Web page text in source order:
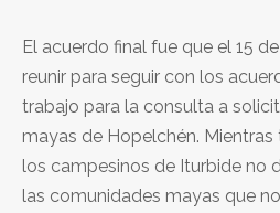
El acuerdo final fue que el 15
reunir para seguir con los
trabajo para la consulta a
mayas de Hopelchén. Mientras
los campesinos de Iturbide no
las comunidades mayas que